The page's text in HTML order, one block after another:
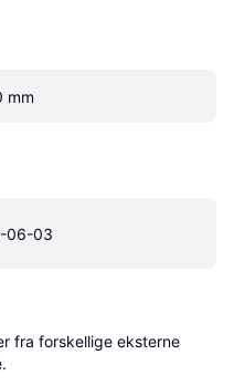
mm
06-03
fra forskellige eksterne